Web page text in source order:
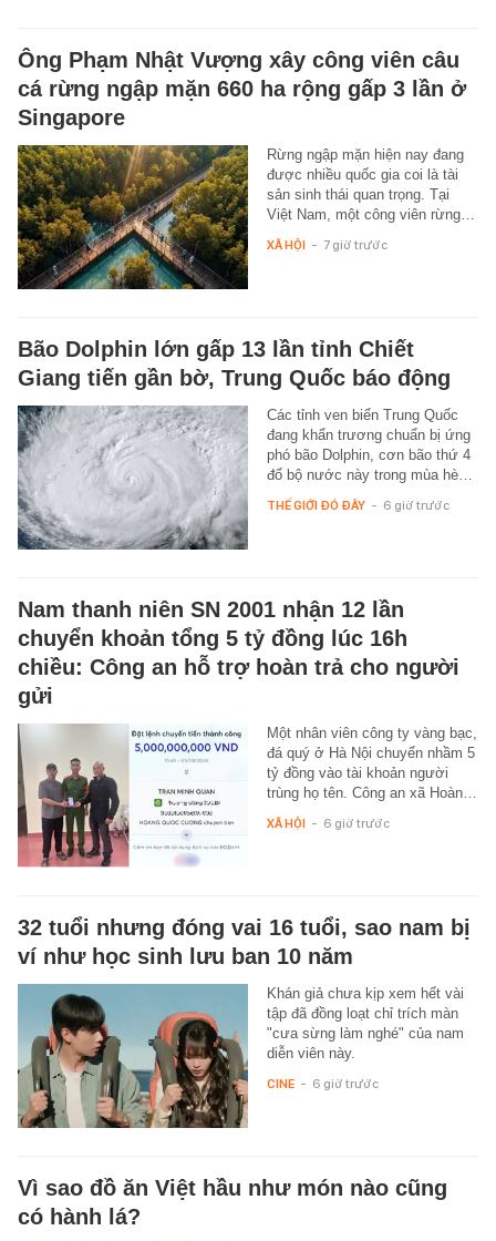
Ông Phạm Nhật Vượng xây công viên câu
cá rừng ngập mặn 660 ha rộng gấp 3 lần ở
Singapore
Rừng ngập mặn hiện nay đang
được nhiều quốc gia coi là tài
sản sinh thái quan trọng. Tại
Việt Nam, một công viên rừng…
XÃ HỘI - 7 giờ trước
Bão Dolphin lớn gấp 13 lần tỉnh Chiết
Giang tiến gần bờ, Trung Quốc báo động
Các tỉnh ven biển Trung Quốc
đang khẩn trương chuẩn bị ứng
phó bão Dolphin, cơn bão thứ 4
đổ bộ nước này trong mùa hè…
THẾ GIỚI ĐÓ ĐÂY - 6 giờ trước
Nam thanh niên SN 2001 nhận 12 lần
chuyển khoản tổng 5 tỷ đồng lúc 16h
chiều: Công an hỗ trợ hoàn trả cho người
gửi
Một nhân viên công ty vàng bạc,
đá quý ở Hà Nội chuyển nhầm 5
tỷ đồng vào tài khoản người
trùng họ tên. Công an xã Hoàn…
XÃ HỘI - 6 giờ trước
32 tuổi nhưng đóng vai 16 tuổi, sao nam bị
ví như học sinh lưu ban 10 năm
Khán giả chưa kịp xem hết vài
tập đã đồng loạt chỉ trích màn
"cưa sừng làm nghé" của nam
diễn viên này.
CINE - 6 giờ trước
Vì sao đồ ăn Việt hầu như món nào cũng
có hành lá?